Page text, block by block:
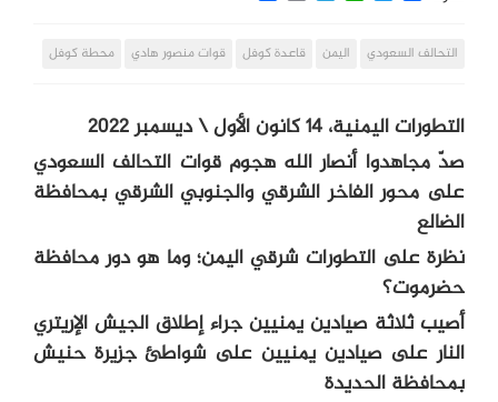
التحالف السعودي اليمن قاعدة كوفل قوات منصور هادي محطة كوفل
التطورات اليمنية، 14 كانون الأول \ ديسمبر 2022
صدّ مجاهدوا أنصار الله هجوم قوات التحالف السعودي
على محور الفاخر الشرقي والجنوبي الشرقي بمحافظة
الضالع
نظرة على التطورات شرقي اليمن؛ وما هو دور محافظة
حضرموت؟
أصيب ثلاثة صيادين يمنيين جراء إطلاق الجيش الإريتري
النار على صيادين يمنيين على شواطئ جزيرة حنيش
بمحافظة الحديدة